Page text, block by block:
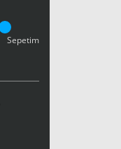
Sepetim